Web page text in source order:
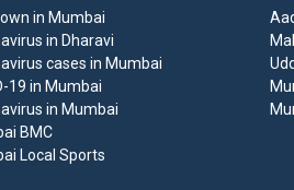
in Mumbai
in Dharavi
cases in Mumbai
19 in Mumbai
in Mumbai
BMC
Local Sports